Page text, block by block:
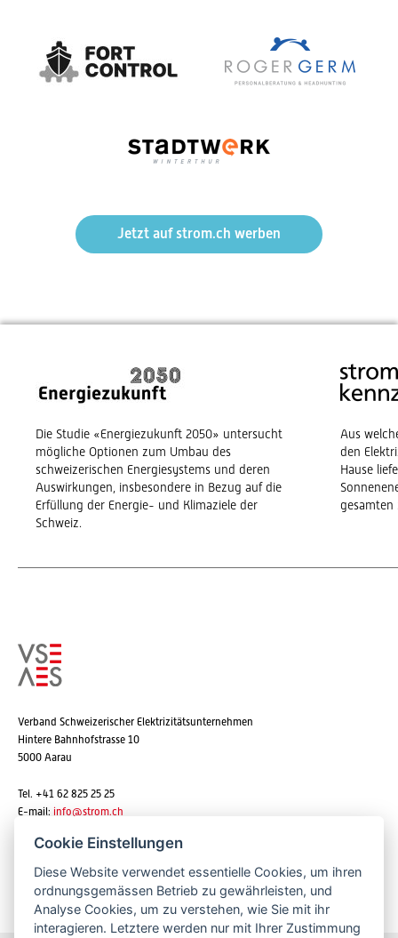
Jetzt auf strom.ch werben
Die Studie «Energiezukunft 2050» untersucht
mögliche Optionen zum Umbau des
schweizerischen Energiesystems und deren
Auswirkungen, insbesondere in Bezug auf die
Erfüllung der Energie- und Klimaziele der
Schweiz.
Aus
den
Hause
gesamten
Verband Schweizerischer Elektrizitätsunternehmen
Hintere Bahnhofstrasse 10
5000 Aarau
Tel. +41 62 825 25 25
E-mail: info@strom.ch
Newsletter abonnieren
Cookie Einstellungen
Diese Website verwendet essentielle Cookies, um ihren
ordnungsgemässen Betrieb zu gewährleisten, und
Analyse Cookies, um zu verstehen, wie Sie mit ihr
interagieren. Letztere werden nur mit Ihrer Zustimmung